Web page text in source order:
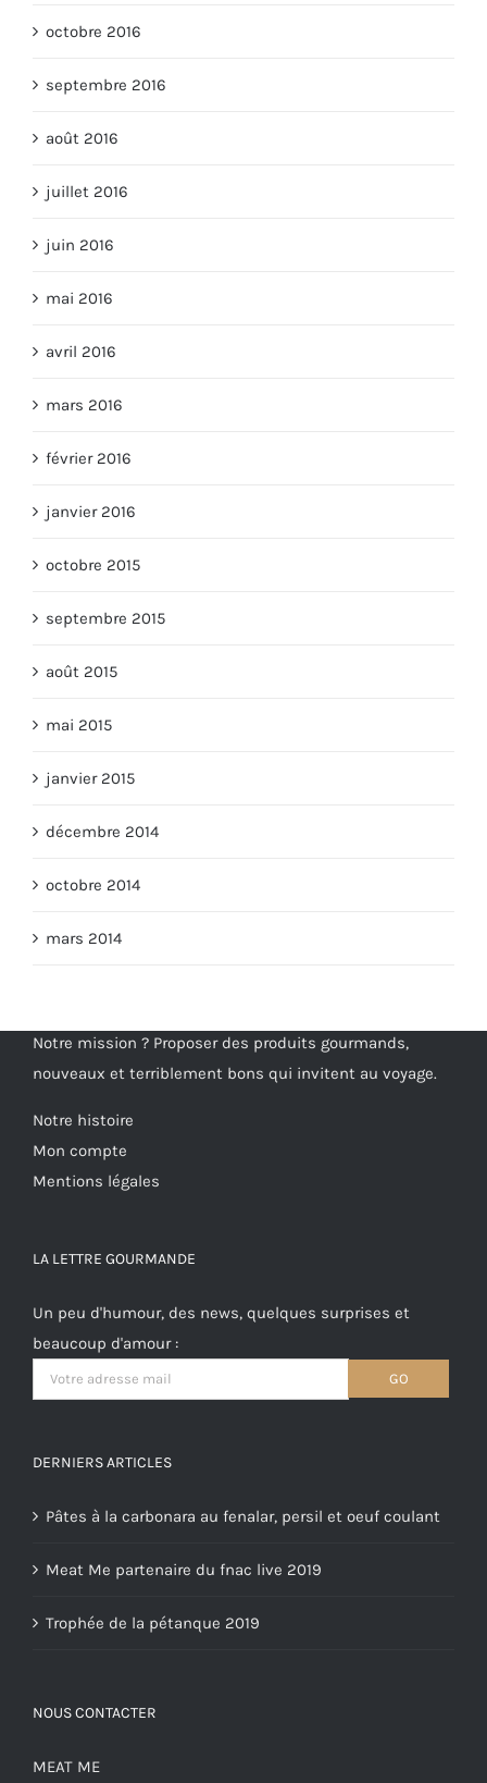
octobre 2016
septembre 2016
août 2016
juillet 2016
juin 2016
mai 2016
avril 2016
mars 2016
février 2016
janvier 2016
octobre 2015
septembre 2015
août 2015
mai 2015
janvier 2015
décembre 2014
octobre 2014
mars 2014
Notre mission ? Proposer des produits gourmands,
nouveaux et terriblement bons qui invitent au voyage.
Notre histoire
Mon compte
Mentions légales
LA LETTRE GOURMANDE
Un peu d'humour, des news, quelques surprises et
beaucoup d'amour :
DERNIERS ARTICLES
Pâtes à la carbonara au fenalar, persil et oeuf coulant
Meat Me partenaire du fnac live 2019
Trophée de la pétanque 2019
NOUS CONTACTER
MEAT ME